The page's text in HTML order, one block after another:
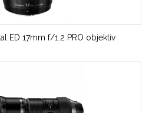
ED 17mm f/1.2 PRO objektív